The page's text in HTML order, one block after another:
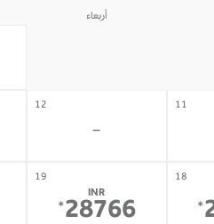
أربعاء
11
12
-
18
*
19
INR
28766
*